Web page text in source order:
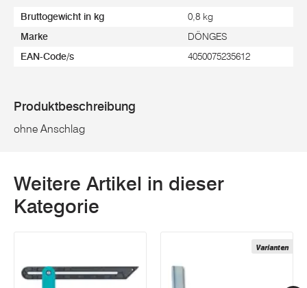
Bruttogewicht in kg 0,8 kg
Marke DÖNGES
EAN-Code/s 4050075235612
Produktbeschreibung
ohne Anschlag
Weitere Artikel in dieser
Kategorie
Varianten